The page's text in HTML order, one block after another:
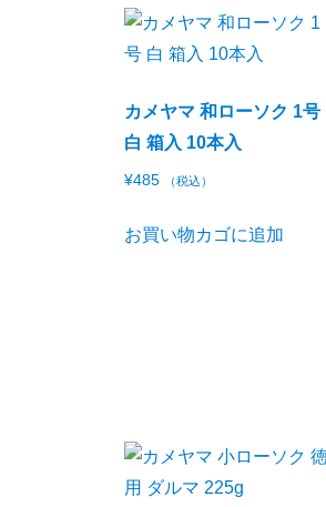
カメヤマ 和ローソク 1号
白 箱入 10本入
¥485 （税込）
お買い物カゴに追加